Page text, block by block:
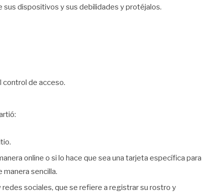
dispositivos y sus debilidades y protéjalos.
control de acceso.
online o si lo hace que sea una tarjeta específica para
sencilla.
sociales, que se refiere a registrar su rostro y